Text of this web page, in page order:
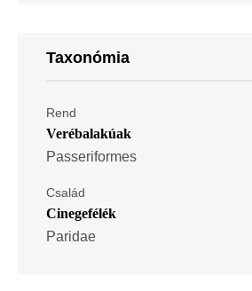
Taxonómia
Rend
Verébalakúak
Passeriformes
Család
Cinegefélék
Paridae